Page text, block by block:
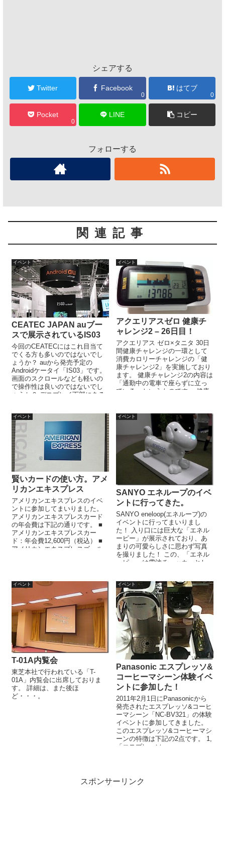
シェアする
Twitter Facebook
0
はてブ
0
Pocket
0
LINE コピー
フォローする
関連記事
イベント
CEATEC JAPAN auブー
スで展示されているIS03
今回のCEATECにはこれ目当て
でくる方も多いのではないでし
ょうか？ auから発売予定の
Androidケータイ「IS03」です。
画面のスクロールなども軽いの
で操作性は良いのではないでし
ょうか？ デスプレイ下部にある
イベント
アクエリアスゼロ 健康チ
ャレンジ2 – 26日目！
アクエリアス ゼロ×タニタ 30日
間健康チャレンジの一環として
消費カロリーチャレンジの「健
康チャレンジ2」を実施しており
ます。 健康チャレンジ2の内容は
「通勤中の電車で座らずに立っ
ている」というものです。 健康
イベント
賢いカードの使い方。アメ
リカンエキスプレス
アメリカンエキスプレスのイベ
ントに参加してまいりました。
アメリカンエキスプレスカード
の年会費は下記の通りです。 ■
アメリカンエキスプレスカー
ド：年会費12,600円（税込） ■
アメリカンエキスプレスゴール
イベント
SANYO エネループのイベ
ントに行ってきた。
SANYO eneloop(エネループ)の
イベントに行ってまいりまし
た！ 入り口には巨大な「エネル
ーピー」が展示されており、あ
まりの可愛らしさに思わず写真
を撮りました！ この、「エネル
ーピー」は電池チェッカーとし
イベント
T-01A内覧会
東芝本社で行われている「T-
01A」内覧会に出席しておりま
す。 詳細は、また後ほ
ど・・・。
イベント
Panasonic エスプレッソ&
コーヒーマシーン体験イベ
ントに参加した！
2011年2月1日にPanasonicから
発売されたエスプレッソ&コーヒ
ーマシーン「NC-BV321」の体験
イベントに参加してきました。
このエスプレッソ&コーヒーマシ
ーンの特徴は下記の2点です。 1,
「エスプレッソ...
スポンサーリンク